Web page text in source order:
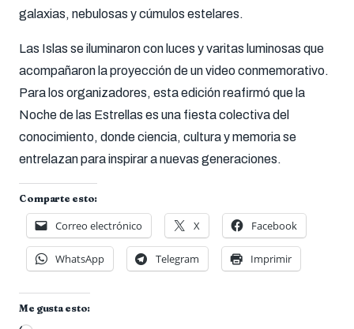
galaxias, nebulosas y cúmulos estelares.
Las Islas se iluminaron con luces y varitas luminosas que
acompañaron la proyección de un video conmemorativo.
Para los organizadores, esta edición reafirmó que la
Noche de las Estrellas es una fiesta colectiva del
conocimiento, donde ciencia, cultura y memoria se
entrelazan para inspirar a nuevas generaciones.
Comparte esto:
Correo electrónico X Facebook
WhatsApp Telegram Imprimir
Me gusta esto: